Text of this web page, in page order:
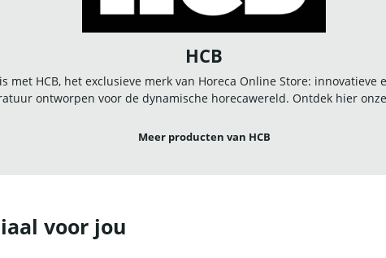
HCB
met HCB, het exclusieve merk van Horeca Online Store: innovatieve
ontworpen voor de dynamische horecawereld. Ontdek hier
Meer producten van HCB
voor jou